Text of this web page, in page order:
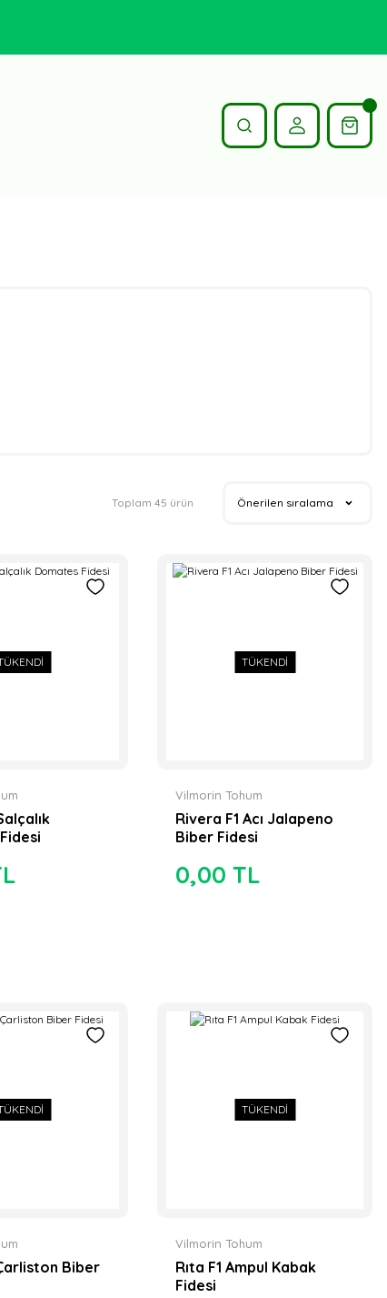
Toplam 45 ürün
TÜKENDİ
Vilmorin Tohum
Rivera F1 Acı Jalapeno
Biber Fidesi
0,00 TL
Çarliston Biber
TÜKENDİ
Vilmorin Tohum
Rıta F1 Ampul Kabak
Fidesi